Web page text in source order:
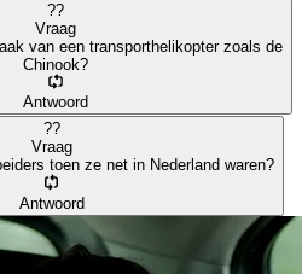
??
Vraag
van een transporthelikopter zoals de
Chinook?
Antwoord
??
Vraag
toen ze net in Nederland waren?
Antwoord